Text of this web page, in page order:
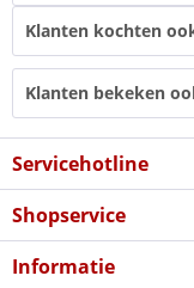
Klanten kochten
Klanten bekeken
Servicehotline
Shopservice
Informatie